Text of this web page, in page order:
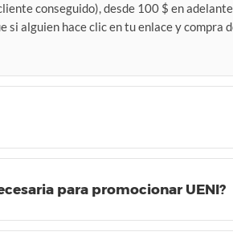
conseguido), desde 100 $ en
si alguien hace clic en tu enlace y compra
para promocionar UENI?